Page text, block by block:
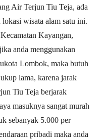
Air Terjun Tiu Teja, ada
wisata alam satu ini.
Kayangan,
anda menggunakan
Lombok, maka butuh
lama, karena jarak
Tiu Teja berjarak
masuknya sangat murah
sebanyak 5.000 per
pribadi maka anda